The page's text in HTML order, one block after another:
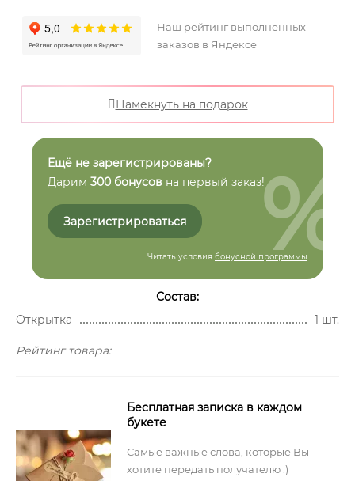
Наш рейтинг выполненных
заказов в Яндексе
Намекнуть на подарок
Ещё не зарегистрированы?
Дарим 300 бонусов на первый заказ!
Зарегистрироваться
Читать условия бонусной программы
%
Состав:
Открытка
1 шт.
Рейтинг товара:
Бесплатная записка в каждом
букете
Самые важные слова, которые Вы
хотите передать получателю :)